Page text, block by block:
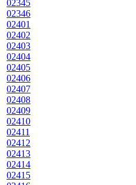
02345
02346
02401
02402
02403
02404
02405
02406
02407
02408
02409
02410
02411
02412
02413
02414
02415